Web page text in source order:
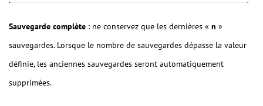
Sauvegarde complète : ne conservez que les dernières « n »
sauvegardes. Lorsque le nombre de sauvegardes dépasse la valeur
définie, les anciennes sauvegardes seront automatiquement
supprimées.